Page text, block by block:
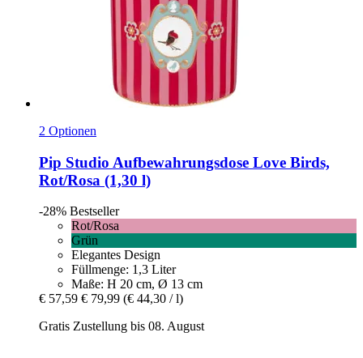
2 Optionen
Pip Studio Aufbewahrungsdose Love Birds,
Rot/Rosa (1,30 l)
-28% Bestseller
Rot/Rosa
Grün
Elegantes Design
Füllmenge: 1,3 Liter
Maße: H 20 cm, Ø 13 cm
€ 57,59 € 79,99 (€ 44,30 / l)
Gratis Zustellung bis 08. August